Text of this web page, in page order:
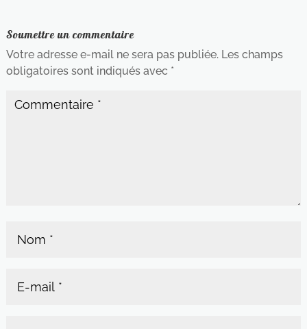
Soumettre un commentaire
Votre adresse e-mail ne sera pas publiée. Les champs
obligatoires sont indiqués avec *